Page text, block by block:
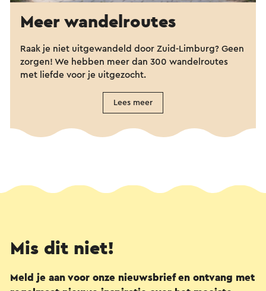
Meer wandelroutes
Raak je niet uitgewandeld door Zuid-Limburg? Geen
zorgen! We hebben meer dan 300 wandelroutes
met liefde voor je uitgezocht.
Lees meer
Mis dit niet!
Meld je aan voor onze nieuwsbrief en ontvang met